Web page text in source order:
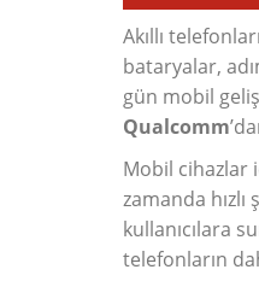
Akıllı
bataryalar,
gün mobil
Qualcomm
Mobil cihazlar
zamanda
kullanıcılara
telefonların